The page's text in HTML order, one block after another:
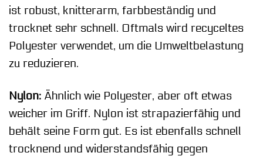
ist robust, knitterarm, farbbeständig und
trocknet sehr schnell. Oftmals wird recyceltes
Polyester verwendet, um die Umweltbelastung
zu reduzieren.
Nylon: Ähnlich wie Polyester, aber oft etwas
weicher im Griff. Nylon ist strapazierfähig und
behält seine Form gut. Es ist ebenfalls schnell
trocknend und widerstandsfähig gegen